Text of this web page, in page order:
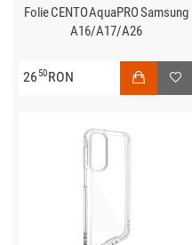
Folie CENTO AquaPRO Samsung
A16/A17/A26
26 50RON